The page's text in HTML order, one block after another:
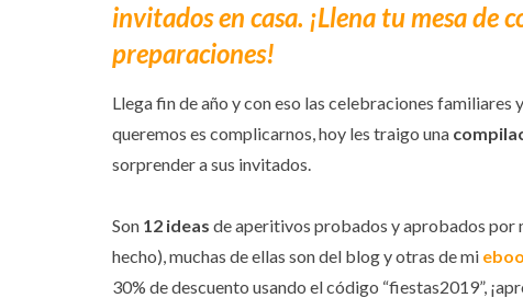
invitados en casa. ¡Llena tu mesa de
preparaciones!
Llega fin de año y con eso las celebraciones familiares
queremos es complicarnos, hoy les traigo una
sorprender a sus invitados.
Son 12 ideas de aperitivos probados y aprobados por
hecho), muchas de ellas son del blog y otras de mi
30% de descuento usando el código “fiestas2019”,